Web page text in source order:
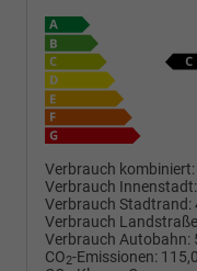
Verbrauch kombiniert:
Verbrauch Innenstadt:
Verbrauch Stadtrand:
Verbrauch
Verbrauch Autobahn:
CO2-Emissionen: